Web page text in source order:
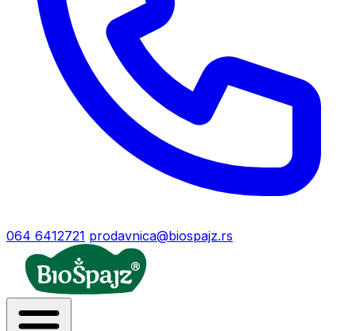
064 6412721 prodavnica@biospajz.rs